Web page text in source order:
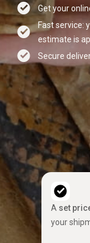
Get your
Fast service:
estimate is
Secure
A set
your